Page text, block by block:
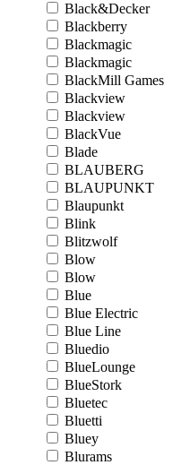
Black&Decker
Blackberry
Blackmagic
Blackmagic
BlackMill Games
Blackview
Blackview
BlackVue
Blade
BLAUBERG
BLAUPUNKT
Blaupunkt
Blink
Blitzwolf
Blow
Blow
Blue
Blue Electric
Blue Line
Bluedio
BlueLounge
BlueStork
Bluetec
Bluetti
Bluey
Blurams